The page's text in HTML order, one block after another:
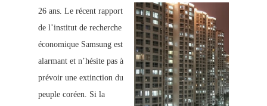
26 ans. Le récent rapport
de l’institut de recherche
économique Samsung est
alarmant et n’hésite pas à
prévoir une extinction du
peuple coréen. Si la